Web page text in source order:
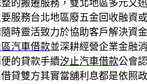
的搬遷服務，雙北地區多元又
要服務台北地區廢五金回收融資
時靈活致力於協助客戶解決資
汽車借款並深耕經營企業金融
的貸款手續汐止汽車借款公會
貸雙方其實當舖利息都是依照